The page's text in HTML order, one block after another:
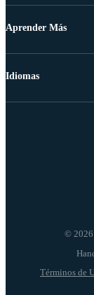
Aprender Más
© 2026
Términos de
Idiomas